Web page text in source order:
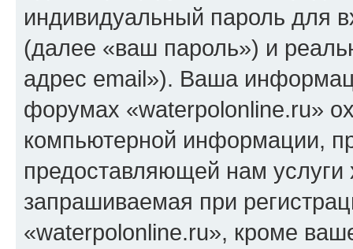
индивидуальный пароль для
(далее «ваш пароль») и
адрес email»). Ваша
форумах «waterpolonline.ru»
компьютерной информации,
предоставляющей нам
запрашиваемая при
«waterpolonline.ru», кроме